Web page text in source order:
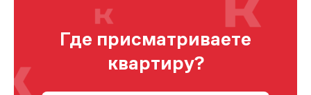
Где присматриваете
квартиру?